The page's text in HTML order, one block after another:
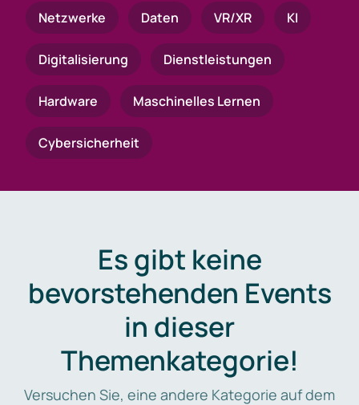
Netzwerke Daten VR/XR KI
Digitalisierung Dienstleistungen
Hardware Maschinelles Lernen
Cybersicherheit
Es gibt keine
bevorstehenden Events
in dieser
Themenkategorie!
Versuchen Sie, eine andere Kategorie auf dem